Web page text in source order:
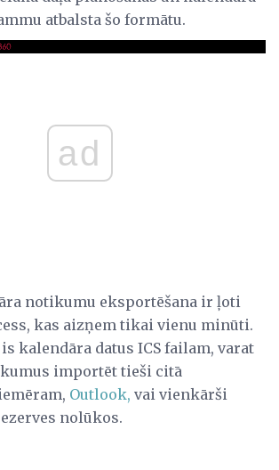
atbalsta šo formātu.
ad
notikumu eksportēšana ir ļoti
kas aizņem tikai vienu minūti.
kalendāra datus ICS failam, varat
importēt tieši citā
Outlook, vai vienkārši
nolūkos.